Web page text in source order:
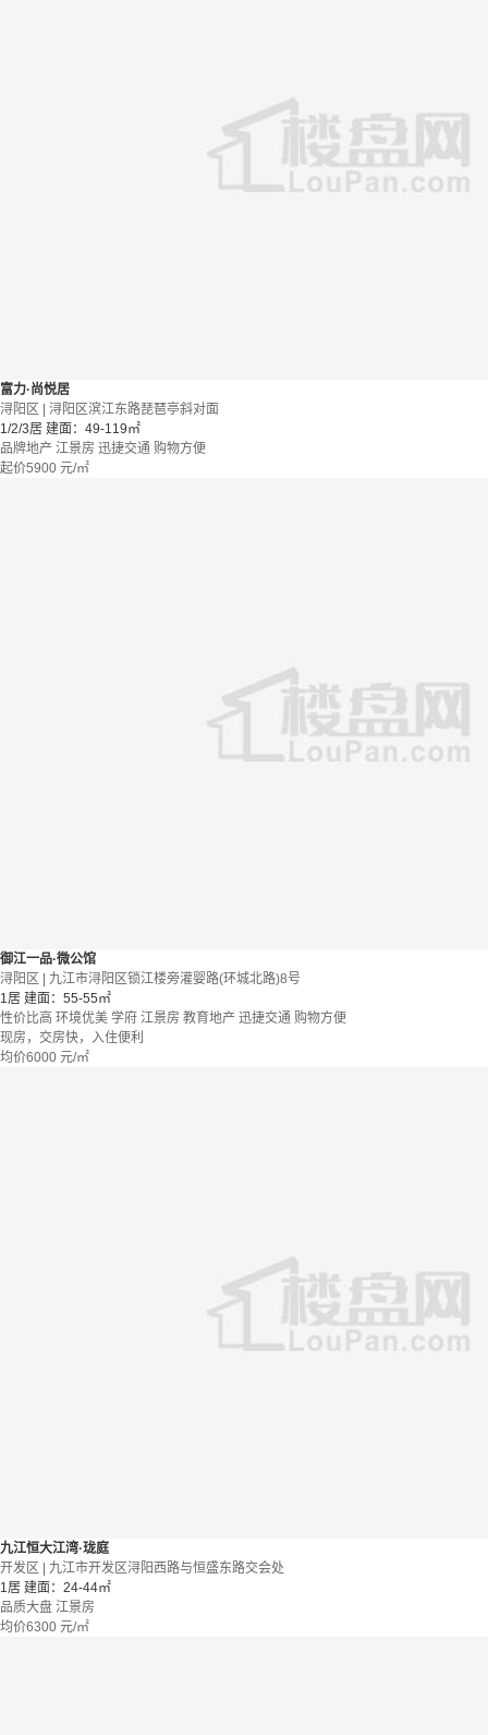
富力·尚悦居
浔阳区 | 浔阳区滨江东路琵琶亭斜对面
1/2/3居 建面：49-119㎡
品牌地产 江景房 迅捷交通 购物方便
起价5900 元/㎡
御江一品·微公馆
浔阳区 | 九江市浔阳区锁江楼旁灌婴路(环城北路)8号
1居 建面：55-55㎡
性价比高 环境优美 学府 江景房 教育地产 迅捷交通 购物方便
现房，交房快，入住便利
均价6000 元/㎡
九江恒大江湾·珑庭
开发区 | 九江市开发区浔阳西路与恒盛东路交会处
1居 建面：24-44㎡
品质大盘 江景房
均价6300 元/㎡